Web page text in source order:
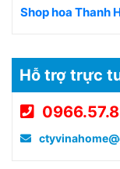
Shop hoa Thanh
Hỗ trợ trực